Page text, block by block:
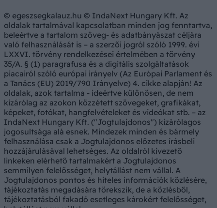
© egeszsegkalauz.hu © IndaNext Hungary Kft. Az
oldalak tartalmával kapcsolatban minden jog fenntartva,
beleértve a tartalom szöveg- és adatbányászat céljára
való felhasználását is – a szerzői jogról szóló 1999. évi
LXXVI. törvény rendelkezései értelmében a törvény
35/A. § (1) paragrafusa és a digitális szolgáltatások
piacairól szóló európai irányelv (Az Európai Parlament és
a Tanács (EU) 2019/790 Irányelve) 4. cikke alapján! Az
oldalak, azok tartalma - ideértve különösen, de nem
kizárólag az azokon közzétett szövegeket, grafikákat,
képeket, fotókat, hangfelvételeket és videókat stb. – az
IndaNext Hungary Kft. ("Jogtulajdonos") kizárólagos
jogosultsága alá esnek. Mindezek minden és bármely
felhasználása csak a Jogtulajdonos előzetes írásbeli
hozzájárulásával lehetséges. Az oldalról kivezető
linkeken elérhető tartalmakért a Jogtulajdonos
semmilyen felelősséget, helytállást nem vállal. A
Jogtulajdonos pontos és hiteles információk közlésére,
tájékoztatás megadására törekszik, de a közlésből,
tájékoztatásból fakadó esetleges károkért felelősséget,